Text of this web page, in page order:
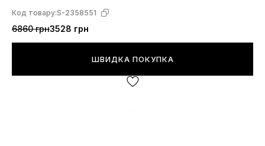
Код товару:S-2358551
6860 грн3528 грн
ШВИДКА ПОКУПКА